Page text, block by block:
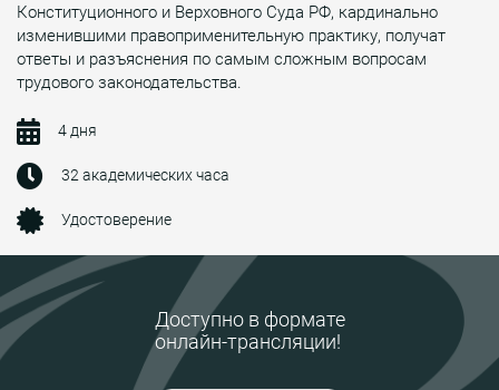
Доступно в формате
онлайн-трансляции!
Конституционного и Верховного Суда РФ, кардинально
изменившими правоприменительную практику, получат
ответы и разъяснения по самым сложным вопросам
трудового законодательства.
4 дня
32 академических часа
Удостоверение